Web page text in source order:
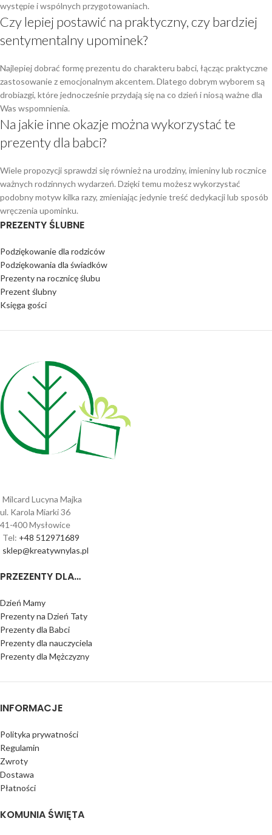
występie i wspólnych przygotowaniach.
Czy lepiej postawić na praktyczny, czy bardziej
sentymentalny upominek?
Najlepiej dobrać formę prezentu do charakteru babci, łącząc praktyczne
zastosowanie z emocjonalnym akcentem. Dlatego dobrym wyborem są
drobiazgi, które jednocześnie przydają się na co dzień i niosą ważne dla
Was wspomnienia.
Na jakie inne okazje można wykorzystać te
prezenty dla babci?
Wiele propozycji sprawdzi się również na urodziny, imieniny lub rocznice
ważnych rodzinnych wydarzeń. Dzięki temu możesz wykorzystać
podobny motyw kilka razy, zmieniając jedynie treść dedykacji lub sposób
wręczenia upominku.
PREZENTY ŚLUBNE
Podziękowanie dla rodziców
Podziękowania dla świadków
Prezenty na rocznicę ślubu
Prezent ślubny
Księga gości
Milcard Lucyna Majka
ul. Karola Miarki 36
41-400 Mysłowice
Tel: +48 512971689
sklep@kreatywnylas.pl
PRZEZENTY DLA…
Dzień Mamy
Prezenty na Dzień Taty
Prezenty dla Babci
Prezenty dla nauczyciela
Prezenty dla Mężczyzny
INFORMACJE
Polityka prywatności
Regulamin
Zwroty
Dostawa
Płatności
KOMUNIA ŚWIĘTA